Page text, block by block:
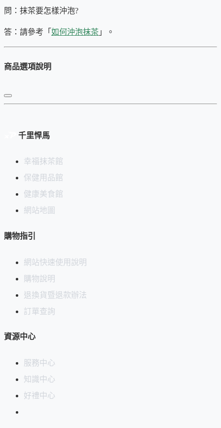
這種與世隔絕的味覺感受，能幫助您暫時放下外界
寧靜中釋放自我，重獲從容。
提神
專注
於瑜珈、冥想或個人創作時，幫助進入心無旁騖的狀態。
作為日常情緒保養，安撫焦慮，照顧心靈的健康。
選擇樂八，享受悠然片刻
清晨：一杯樂八，開啟美好的一天，讓您從容應對挑戰。
🌙夜晚：
問：抹茶要怎樣沖泡?
答：請參考「 如何沖泡抹茶 」。
商品選項說明
千里悍馬
幸福抹茶館
保健用品館
健康美食館
網站地圖
購物指引
網站快速使用說明
購物說明
退換貨暨退款辦法
訂單查詢
資源中心
服務中心
知識中心
好禮中心